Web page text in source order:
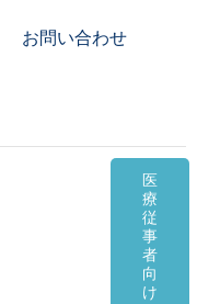
お問い合わせ
医
療
従
事
者
向
け